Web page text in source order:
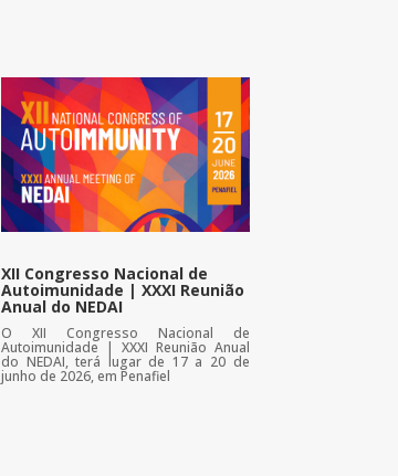
XII Congresso Nacional de
Autoimunidade | XXXI Reunião
Anual do NEDAI
O XII Congresso Nacional de
Autoimunidade | XXXI Reunião Anual
do NEDAI, terá lugar de 17 a 20 de
junho de 2026, em Penafiel